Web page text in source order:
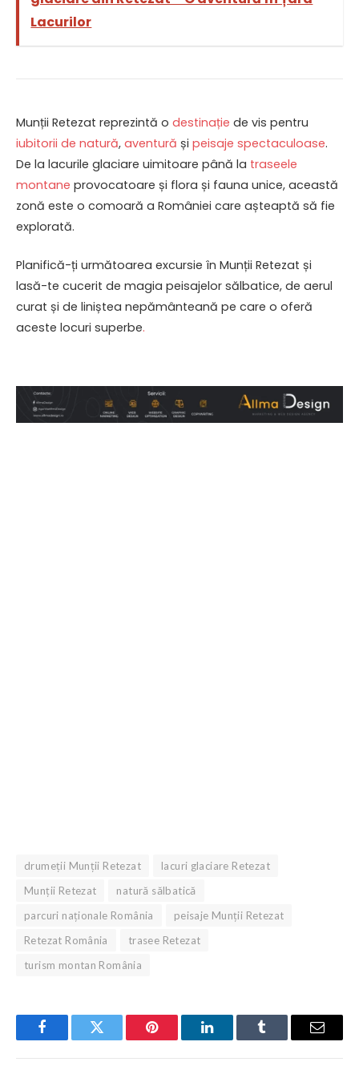
Lacurilor
Munții Retezat reprezintă o destinație de vis pentru
iubitorii de natură, aventură și peisaje spectaculoase.
De la lacurile glaciare uimitoare până la traseele
montane provocatoare și flora și fauna unice, această
zonă este o comoară a României care așteaptă să fie
explorată.
Planifică-ți următoarea excursie în Munții Retezat și
lasă-te cucerit de magia peisajelor sălbatice, de aerul
curat și de liniștea nepământeană pe care o oferă
aceste locuri superbe.
drumeții Munții Retezat
lacuri glaciare Retezat
Munții Retezat
natură sălbatică
parcuri naționale România
peisaje Munții Retezat
Retezat România
trasee Retezat
turism montan România
FacebookTwitter Pinterest LinkedInTumblr Email